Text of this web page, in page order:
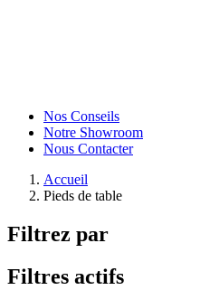
Nos Conseils
Notre Showroom
Nous Contacter
Accueil
Pieds de table
Filtrez par
Filtres actifs